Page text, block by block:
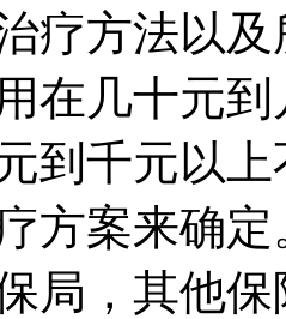
疗方法以
在几十元
到千元以
方案来确
局，其他